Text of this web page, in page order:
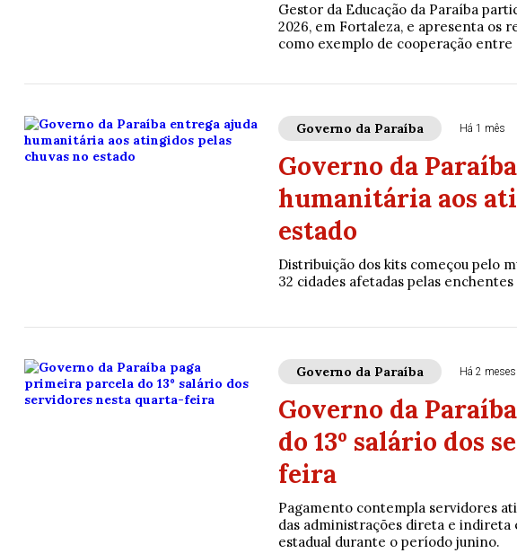
Gestor da Educação da Paraíba
2026, em Fortaleza, e apresenta os
como exemplo de cooperação entre
Governo da Paraíba Há 1 mês
Governo da
humanitária aos
estado
Distribuição dos kits começou pelo
32 cidades afetadas pelas
Governo da Paraíba Há 2 meses
Governo da
do 13º salário dos
feira
Pagamento contempla servidores
das administrações direta e indireta
estadual durante o período junino.